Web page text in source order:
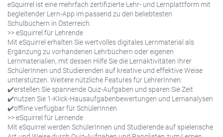
eSquirrel ist eine mehrfach zertifizierte Lehr- und Lernplattform mit
begleitender Lern-App im passend zu den beliebtesten
Schulbüchern in Österreich.
>> eSquirrel für Lehrende
Mit eSquirrel erhalten Sie wertvolles digitales Lernmaterial als
Ergänzung zu vorhandenen Lehrbüchern oder eigenen
Lernmaterialien, mit dessen Hilfe Sie die Lernaktivitäten Ihrer
SchülerInnen und Studierenden auf kreative und effektive Weise
unterstützen. Weitere nützliche Features für LehrerInnen:
✔️erstellen Sie spannende Quiz-Aufgaben und sparen Sie Zeit
✔️nutzen Sie 1-Klick-Hausaufgabenbewertungen und Lernanalysen
✔️offline verfügbar für SchülerInnen
>> eSquirrel für Lernende
Mit eSquirrel werden SchülerInnen und Studierende auf spielerische